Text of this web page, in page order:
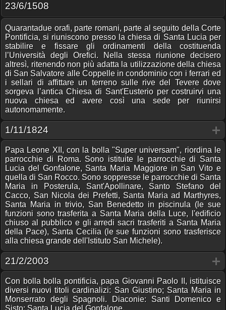
23/6/1508
Quarantadue orafi, parte romani, parte al seguito della Corte
Pontificia, si riuniscono presso la chiesa di Santa Lucia per
stabilire e fissare gli ordinamenti della costituenda
l’Università degli Orefici. Nella stessa riunione decisero
altresì, ritenendo non più adatta la utilizzazione della chiesa
di San Salvatore alle Coppelle in condominio con i ferrari ed
i sellari di affittare un terreno sulle rive del Tevere dove
sorgeva l’antica Chiesa di Sant'Eusterio per costruirvi una
nuova chiesa ed avere così una sede per riunirsi
autonomamente.
1/11/1824
Papa Leone XII, con la bolla "Super universam", riordina le
parrocchie di Roma. Sono istituite le parrocchie di Santa
Lucia del Gonfalone, Santa Maria Maggiore in San Vito e
quella di San Rocco. Sono soppresse le parrocchie di Santa
Maria in Posterula, Sant'Apollinare, Santo Stefano del
Cacco, San Nicola dei Prefetti, Santa Maria ad Marthyres,
Santa Maria in trivio, San Benedetto in piscinula (le sue
funzioni sono trasferita a Santa Maria della Luce, l'edificio
chiuso al pubblico e gli arredi sacri trasferiti a Santa Maria
della Pace), Santa Cecilia (le sue funzioni sono trasferisce
alla chiesa grande dell'Istituto San Michele).
21/2/2003
Con bolla bolla pontificia, papa Giovanni Paolo II, istituisce
diversi nuovi titoli cardinalizi: San Giustino; Santa Maria in
Monserrato degli Spagnoli. Diaconie: Santi Domenico e